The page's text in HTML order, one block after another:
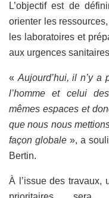
L’objectif est de
orienter les
les laboratoires et
aux urgences
«Aujourd’hui, il n’y a
l’homme et celui
mêmes espaces et
que nous nous
façon globale », a
Bertin.
À l’issue des travaux,